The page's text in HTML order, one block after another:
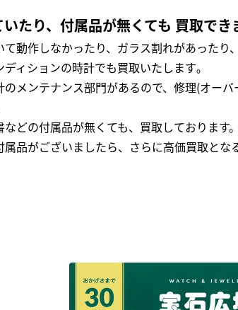
たり、付属品が無くても 買取でき
動作しなかったり、ガラス割れがあったり
ディションの時計でも買取いたします｡
のメンテナンス部門があるので、修理(オー
どの付属品が無くても、買取しております。
属品がございましたら、さらに高価買取と